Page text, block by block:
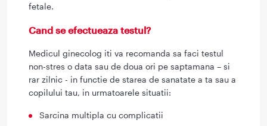
fetale.
Cand se efectueaza testul?
Medicul ginecolog iti va recomanda sa faci testul
non-stres o data sau de doua ori pe saptamana – si
rar zilnic - in functie de starea de sanatate a ta sau a
copilului tau, in urmatoarele situatii:
Sarcina multipla cu complicatii